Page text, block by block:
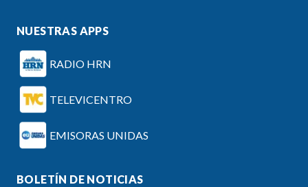
NUESTRAS APPS
RADIO HRN
TELEVICENTRO
EMISORAS UNIDAS
BOLETÍN DE NOTICIAS